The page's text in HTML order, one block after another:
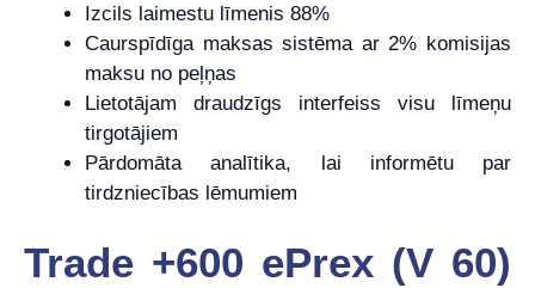
Izcils laimestu līmenis 88%
Caurspīdīga maksas sistēma ar 2% komisijas
maksu no peļņas
Lietotājam draudzīgs interfeiss visu līmeņu
tirgotājiem
Pārdomāta analītika, lai informētu par
tirdzniecības lēmumiem
Trade +600 ePrex (V 60)